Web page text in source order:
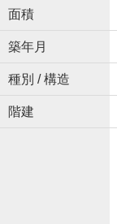
面積
築年月
種別 / 構造
階建